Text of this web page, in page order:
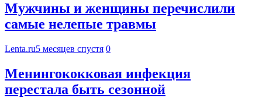
Мужчины и женщины перечислили
самые нелепые травмы
Lenta.ru5 месяцев спустя 0
Менингококковая инфекция
перестала быть сезонной